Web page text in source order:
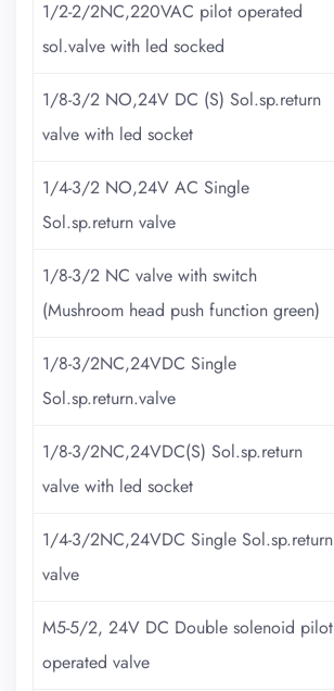
1/2-2/2NC,220VAC pilot operated
sol.valve with led socked
1/8-3/2 NO,24V DC (S) Sol.sp.return
valve with led socket
1/4-3/2 NO,24V AC Single
Sol.sp.return valve
1/8-3/2 NC valve with switch
(Mushroom head push function green)
1/8-3/2NC,24VDC Single
Sol.sp.return.valve
1/8-3/2NC,24VDC(S) Sol.sp.return
valve with led socket
1/4-3/2NC,24VDC Single Sol.sp.return
valve
M5-5/2, 24V DC Double solenoid pilot
operated valve